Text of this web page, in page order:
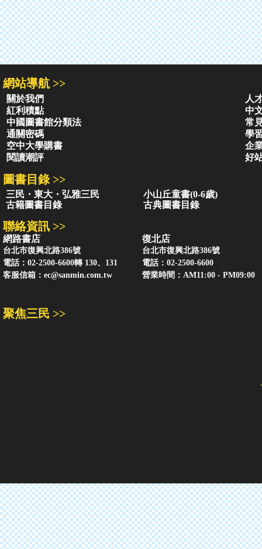
網站導航 >>
關於我們
人
紅利積點
中
中國圖書館分類法
常
通關密碼
學
空中大學購書
企
閱讀潮評
好
圖書目錄 >>
三民・東大・弘雅三民
小山丘童書(0-6歲)
古籍圖書目錄
古典圖書目錄
聯絡資訊 >>
網路書店
台北市復興北路386號
電話：02-2500-6600轉 130、131
客服信箱： ec@sanmin.com.tw
復北店
台北市復興北路386號
電話：02-2500-6600
營業時間：AM11:00 - PM09:00
聚焦三民 >>